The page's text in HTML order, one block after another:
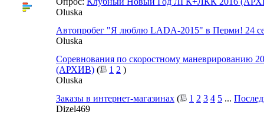
Oluska
Автопробег "Я люблю LADA-2015" в Перми! 24
Oluska
Соревнования по скоростному маневрированию 20
(АРХИВ) ( 1 2 )
Oluska
Заказы в интернет-магазинах ( 1 2 3 4 5 ...
Dizel469